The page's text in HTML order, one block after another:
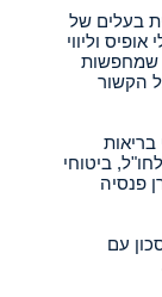
בעלים של
וליווי
שמחפשות
הקשור
בריאות
ביטוחי
פנסיה
עם